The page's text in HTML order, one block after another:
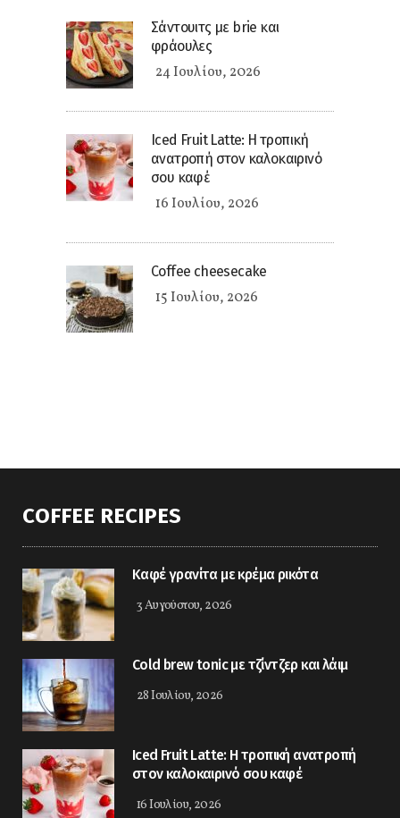
Σάντουιτς με brie και
φράουλες
24 Ιουλίου, 2026
Iced Fruit Latte: Η τροπική
ανατροπή στον καλοκαιρινό
σου καφέ
16 Ιουλίου, 2026
Coffee cheesecake
15 Ιουλίου, 2026
COFFEE RECIPES
Kαφέ γρανίτα με κρέμα ρικότα
3 Αυγούστου, 2026
Cold brew tonic με τζίντζερ και λάιμ
28 Ιουλίου, 2026
Iced Fruit Latte: Η τροπική ανατροπή
στον καλοκαιρινό σου καφέ
16 Ιουλίου, 2026